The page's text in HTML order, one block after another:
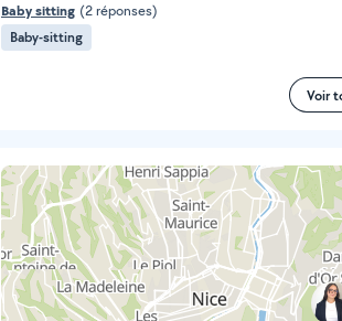
Baby sitting (2 réponses)
Baby-sitting
Voir